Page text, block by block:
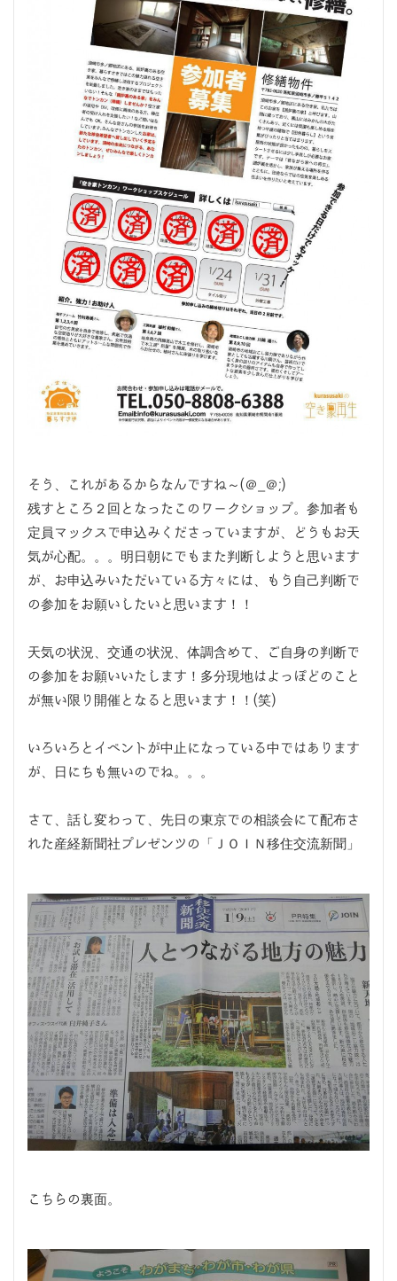
そう、これがあるからなんですね～(＠_＠;)
残すところ２回となったこのワークショップ。参加者も
定員マックスで申込みくださっていますが、どうもお天
気が心配。。。明日朝にでもまた判断しようと思います
が、お申込みいただいている方々には、もう自己判断で
の参加をお願いしたいと思います！！
天気の状況、交通の状況、体調含めて、ご自身の判断で
の参加をお願いいたします！多分現地はよっぽどのこと
が無い限り開催となると思います！！(笑)
いろいろとイベントが中止になっている中ではあります
が、日にちも無いのでね。。。
さて、話し変わって、先日の東京での相談会にて配布さ
れた産経新聞社プレゼンツの「ＪＯＩＮ移住交流新聞」
こちらの裏面。